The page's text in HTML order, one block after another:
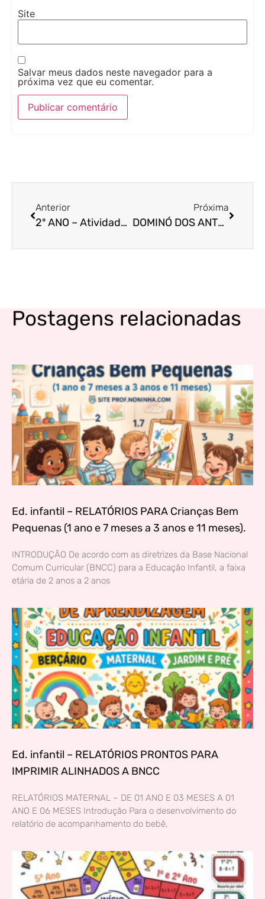
Site
Salvar meus dados neste navegador para a
próxima vez que eu comentar.
Anterior
2º ANO – Atividades de matemática (vizinhos) e leitura e interpretação
Próxima
DOMINÓ DOS ANTÔNIMOS
Postagens relacionadas
Ed. infantil – RELATÓRIOS PARA Crianças Bem
Pequenas (1 ano e 7 meses a 3 anos e 11 meses).
INTRODUÇÃO De acordo com as diretrizes da Base Nacional
Comum Curricular (BNCC) para a Educação Infantil, a faixa
etária de 2 anos a 2 anos
Ed. infantil – RELATÓRIOS PRONTOS PARA
IMPRIMIR ALINHADOS A BNCC
RELATÓRIOS MATERNAL – DE 01 ANO E 03 MESES A 01
ANO E 06 MESES Introdução Para o desenvolvimento do
relatório de acompanhamento do bebê,